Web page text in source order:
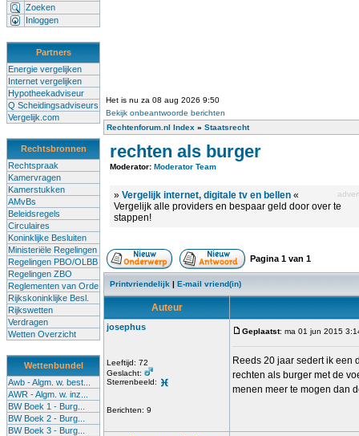
Zoeken
Inloggen
Partners
Energie vergelijken
Internet vergelijken
Hypotheekadviseur
Q Scheidingsadviseurs
Vergelijk.com
Rechtsbronnen
Rechtspraak
Kamervragen
Kamerstukken
AMvBs
Beleidsregels
Circulaires
Koninklijke Besluiten
Ministeriële Regelingen
Regelingen PBO/OLBB
Regelingen ZBO
Reglementen van Orde
Rijkskoninklijke Besl.
Rijkswetten
Verdragen
Wetten Overzicht
Wettenbundel
Awb - Algm. w. best...
AWR - Algm. w. inz...
BW Boek 1 - Burg...
BW Boek 2 - Burg...
BW Boek 3 - Burg...
Het is nu za 08 aug 2026 9:50
Bekijk onbeantwoorde berichten
Rechtenforum.nl Index » Staatsrecht
rechten als burger
Moderator: Moderator Team
» Vergelijk internet, digitale tv en bellen «
Vergelijk alle providers en bespaar geld door over te
stappen!
Pagina 1 van 1
Printvriendelijk | E-mail vriend(in)
Auteur
josephus
Leeftijd: 72
Geslacht:
Sterrenbeeld:
Berichten: 9
Geplaatst: ma 01 jun 2015
Reeds 20 jaar sedert ik een
rechten als burger met de
menen meer te mogen dan